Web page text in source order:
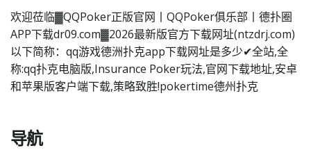
欢迎莅临▓QQPoker正版官网丨QQPoker俱乐部丨德扑圈
APP下载dr09.com▓2026最新版官方下载网址(ntzdrj.com)
以下简称：qq游戏德洲扑克app下载网址是多少✔全站,全
称:qq扑克电脑版,Insurance Poker玩法,官网下载地址,安卓
和苹果版客户端下载,策略致胜!pokertime德州扑克
导航